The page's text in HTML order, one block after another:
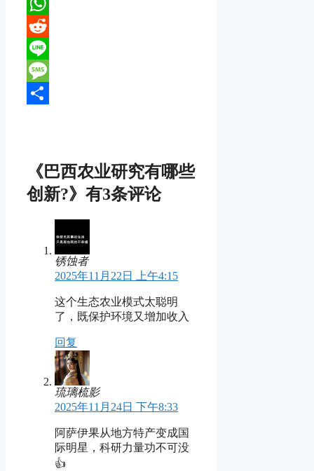
X
WhatsApp
Reddit
Line
Message
《巴西农业研究有哪些
创新?》有3条评论
锈蚀者
2025年11月22日 上午4:15
这个生态农业模式太聪明
了，既保护环境又增加收入
回复
琉璃梳影
2025年11月24日 下午8:33
阿萨伊果从地方特产变成国
际明星，科研力量功不可没
👍